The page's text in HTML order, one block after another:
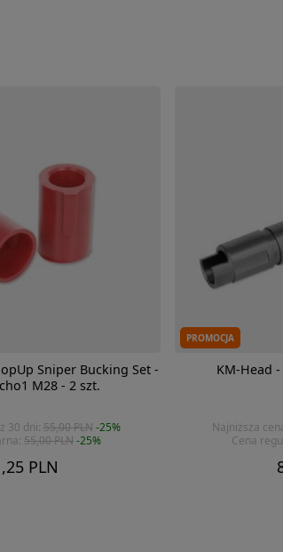
Sniper Bucking Set -
M28 - 2 szt.
PLN
30 dni: 55,00 PLN -25%
55,00 PLN-25%
PROMOCJA
KM-Head
Najniższa
Cena